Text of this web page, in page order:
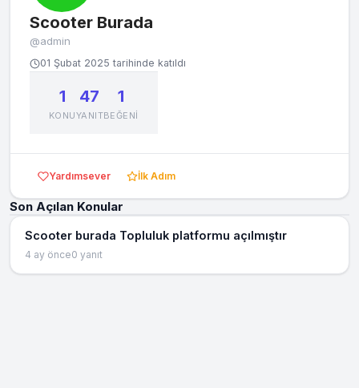
Scooter Burada
@admin
01 Şubat 2025 tarihinde katıldı
1
KONU
47
YANIT
1
BEĞENI
Yardımsever İlk Adım
Son Açılan Konular
Scooter burada Topluluk platformu açılmıştır
4 ay önce0 yanıt